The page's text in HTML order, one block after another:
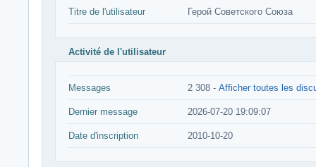
Titre de l'utilisateur Герой Советского Союза
Activité de l'utilisateur
Messages 2 308 - Afficher toutes les
Dernier message 2026-07-20 19:09:07
Date d'inscription 2010-10-20